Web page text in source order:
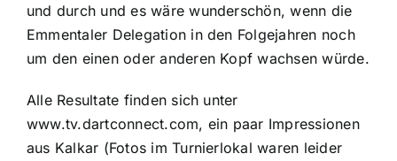
und durch und es wäre wunderschön, wenn die
Emmentaler Delegation in den Folgejahren noch
um den einen oder anderen Kopf wachsen würde.
Alle Resultate finden sich unter
www.tv.dartconnect.com, ein paar Impressionen
aus Kalkar (Fotos im Turnierlokal waren leider